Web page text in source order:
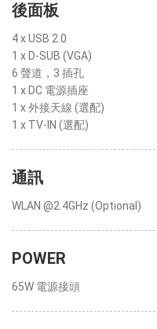
後面板
4 x USB 2.0
1 x D-SUB (VGA)
6 聲道，3 插孔
1 x DC 電源插座
1 x 外接天線 (選配)
1 x TV-IN (選配)
通訊
WLAN @2.4GHz (Optional)
POWER
65W 電源接頭